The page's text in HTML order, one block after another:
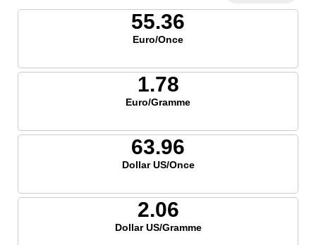
55.36
Euro/Once
1.78
Euro/Gramme
63.96
Dollar US/Once
2.06
Dollar US/Gramme